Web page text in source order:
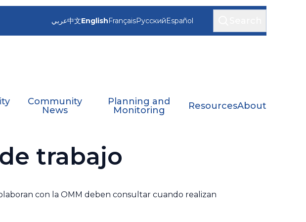
عربي中文EnglishFrançaisРусскийEspañol
Community
News
Planning and
Monitoring
ResourcesAbout
trabajo
con la OMM deben consultar cuando realizan